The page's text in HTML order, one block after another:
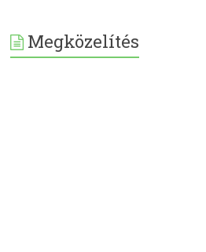
Megközelítés